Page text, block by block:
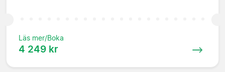
Läs mer/Boka
4 249 kr